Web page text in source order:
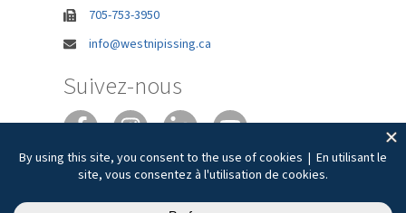
705-753-3950
info@westnipissing.ca
Suivez-nous